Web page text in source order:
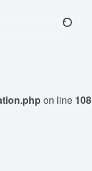
on line 108